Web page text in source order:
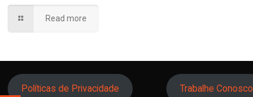
Read more
Políticas de Privacidade Trabalhe Conosco